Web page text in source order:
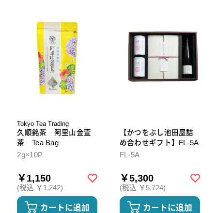
Tokyo Tea Trading
久順銘茶 阿里山金萱
茶 Tea Bag
2g×10P
￥1,150
(税込 ￥1,242)
カートに追加
【かつをぶし池田屋詰
め合わせギフト】FL-5A
FL-5A
￥5,300
(税込 ￥5,724)
カートに追加